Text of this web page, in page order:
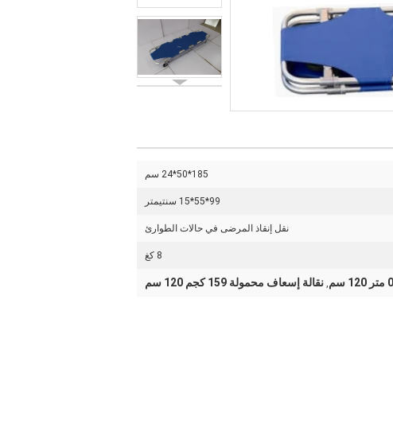
185*50*24 سم
99*55*15 سنتيمتر
نقل إنقاذ المرضى في حالات الطوارئ
8 كغ
, نقالة إسعاف محمولة 159 كجم 120 سم